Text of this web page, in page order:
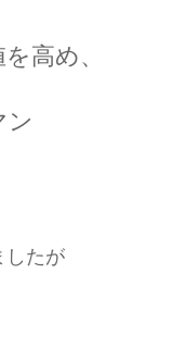
高め、
ン
したが